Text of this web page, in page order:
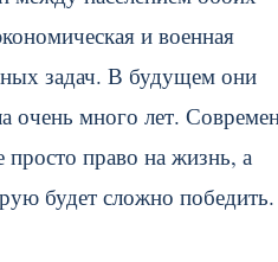
и военная
задач. В будущем они
очень много лет.
право на жизнь, а
будет сложно победить.